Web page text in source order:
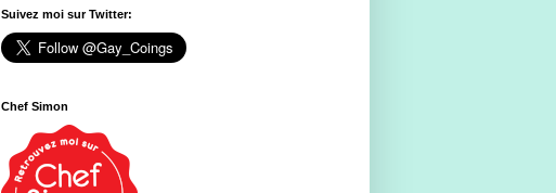
Suivez moi sur Twitter:
Chef Simon